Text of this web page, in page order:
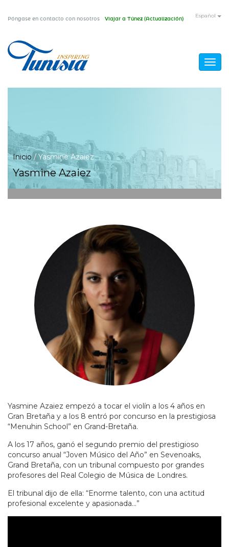
Pasar
principal
Español
Póngase en contacto con nosotros Viajar a Túnez (Actualización)
Usted
está
aquí
Inicio / Yasmine Azaiez
Yasmine Azaiez
Yasmine Azaiez empezó a tocar el violín a los 4 años en
Gran Bretaña y a los 8 entró por concurso en la prestigiosa
“Menuhin School” en Grand-Bretaña.
A los 17 años, ganó el segundo premio del prestigioso
concurso anual “Joven Músico del Año” en Sevenoaks,
Grand Bretaña, con un tribunal compuesto por grandes
profesores del Real Colegio de Música de Londres.
El tribunal dijo de ella: “Enorme talento, con una actitud
profesional excelente y apasionada...”